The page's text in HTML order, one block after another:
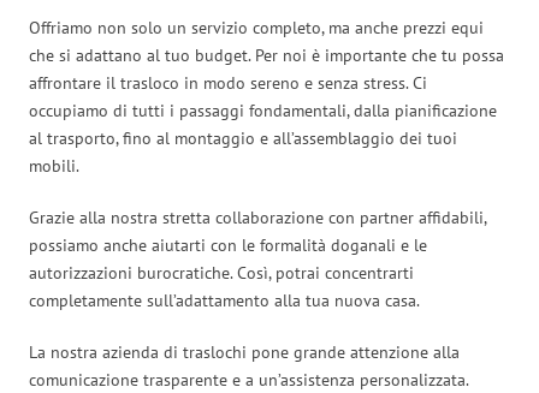
Offriamo non solo un servizio completo, ma anche prezzi equi
che si adattano al tuo budget. Per noi è importante che tu possa
affrontare il trasloco in modo sereno e senza stress. Ci
occupiamo di tutti i passaggi fondamentali, dalla pianificazione
al trasporto, fino al montaggio e all’assemblaggio dei tuoi
mobili.
Grazie alla nostra stretta collaborazione con partner affidabili,
possiamo anche aiutarti con le formalità doganali e le
autorizzazioni burocratiche. Così, potrai concentrarti
completamente sull’adattamento alla tua nuova casa.
La nostra azienda di traslochi pone grande attenzione alla
comunicazione trasparente e a un’assistenza personalizzata.